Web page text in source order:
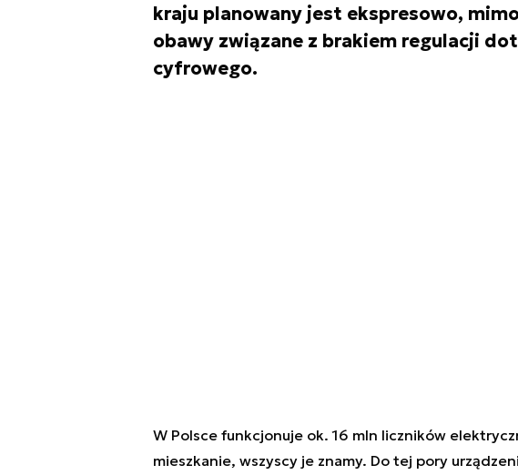
kraju planowany jest ekspresowo,
obawy związane z brakiem regulacji
cyfrowego.
W Polsce funkcjonuje ok. 16 mln liczników
mieszkanie, wszyscy je znamy. Do tej pory